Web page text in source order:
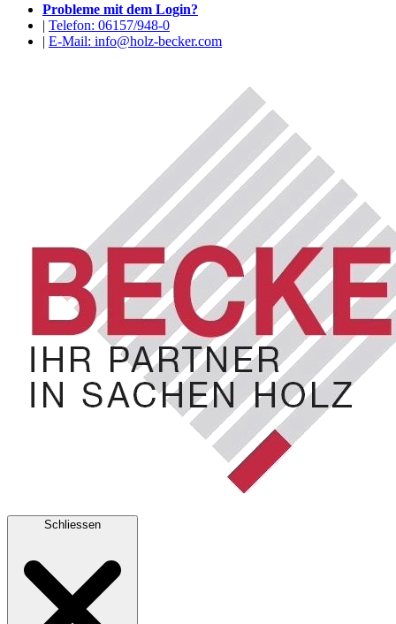
Probleme mit dem Login?
| Telefon: 06157/948-0
| E-Mail: info@holz-becker.com
Schliessen